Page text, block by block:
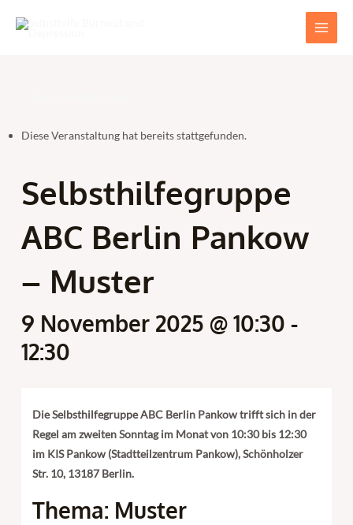
Inhalt
Main
Diese Veranstaltung hat bereits stattgefunden.
Selbsthilfegruppe
ABC Berlin Pankow
– Muster
9 November 2025 @ 10:30 -
12:30
Die Selbsthilfegruppe ABC Berlin Pankow trifft sich in der
Regel am zweiten Sonntag im Monat von 10:30 bis 12:30
im KIS Pankow (Stadtteilzentrum Pankow), Schönholzer
Str. 10, 13187 Berlin.
Thema: Muster